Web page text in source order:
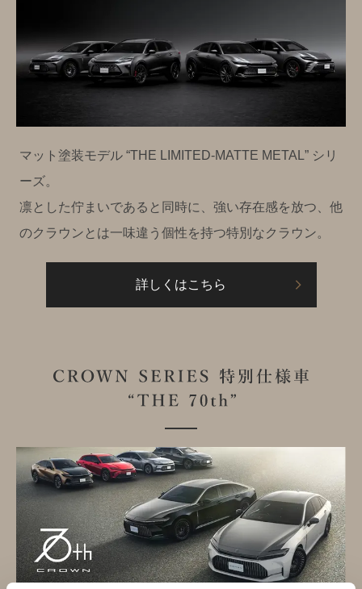
マット塗装モデル “THE LIMITED-MATTE METAL” シリ
ーズ。
凛とした佇まいであると同時に、強い存在感を放つ、他
のクラウンとは一味違う個性を持つ特別なクラウン。
詳しくはこちら